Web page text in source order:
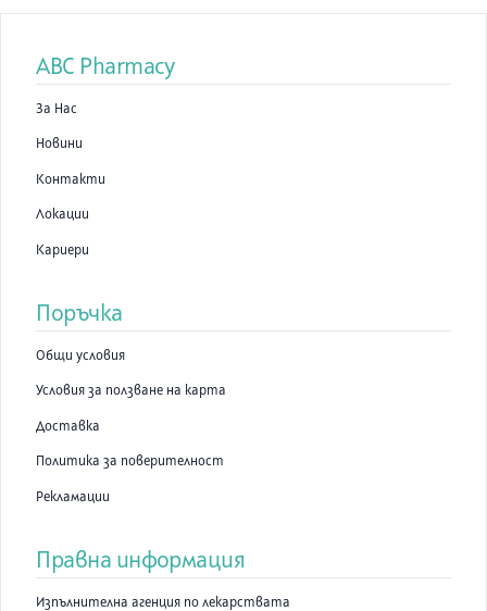
ABC Pharmacy
За Нас
Новини
Контакти
Локации
Кариери
Поръчка
Общи условия
Условия за ползване на карта
Доставка
Политика за поверителност
Рекламации
Правна информация
Изпълнителна агенция по лекарствата